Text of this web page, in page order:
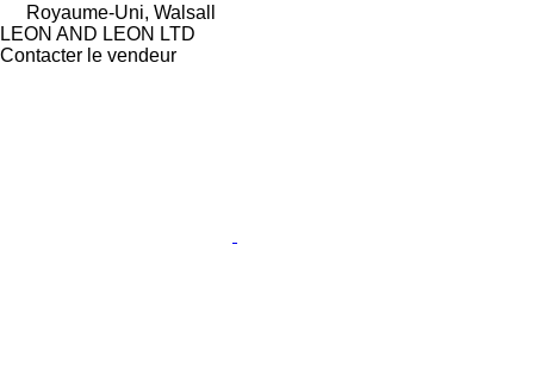
Royaume-Uni, Walsall
LEON AND LEON LTD
Contacter le vendeur